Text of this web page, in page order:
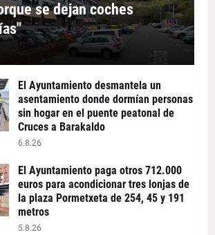
se dejan coches
El Ayuntamiento desmantela un
asentamiento donde dormían personas
sin hogar en el puente peatonal de
Cruces a Barakaldo
6.8.26
El Ayuntamiento paga otros 712.000
euros para acondicionar tres lonjas de
la plaza Pormetxeta de 254, 45 y 191
metros
5.8.26